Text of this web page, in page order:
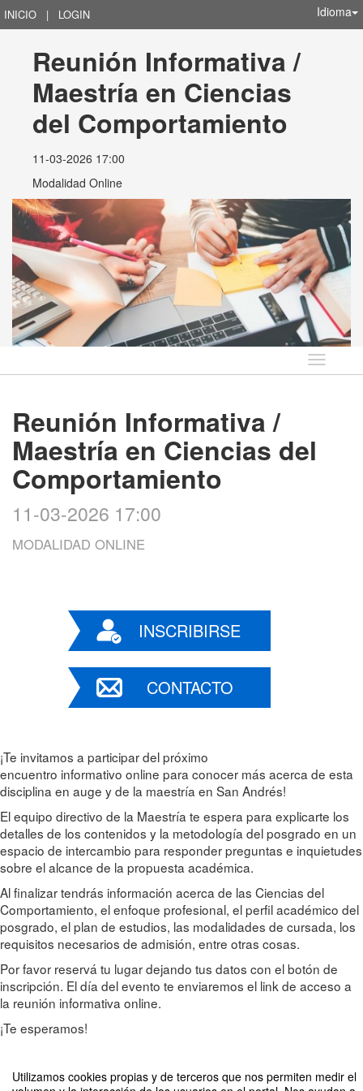
Utilizamos cookies propias y de terceros que nos permiten medir el
INICIO | LOGIN Idioma
Reunión Informativa /
Maestría en Ciencias
del Comportamiento
11-03-2026 17:00
Modalidad Online
Idioma
Reunión Informativa /
Maestría en Ciencias del
Comportamiento
11-03-2026 17:00
MODALIDAD ONLINE
INSCRIBIRSE
CONTACTO
¡Te invitamos a participar del próximo
encuentro informativo online para conocer más acerca de esta
disciplina en auge y de la maestría en San Andrés!
El equipo directivo de la Maestría te espera para explicarte los
detalles de los contenidos y la metodología del posgrado en un
espacio de intercambio para responder preguntas e inquietudes
sobre el alcance de la propuesta académica.
Al finalizar tendrás información acerca de las Ciencias del
Comportamiento, el enfoque profesional, el perfil académico del
posgrado, el plan de estudios, las modalidades de cursada, los
requisitos necesarios de admisión, entre otras cosas.
Por favor reservá tu lugar dejando tus datos con el botón de
inscripción. El día del evento te enviaremos el link de acceso a
la reunión informativa online.
¡Te esperamos!